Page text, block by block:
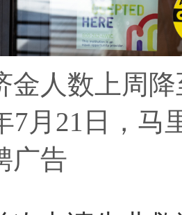
金人数上周
7月21日，马
广告